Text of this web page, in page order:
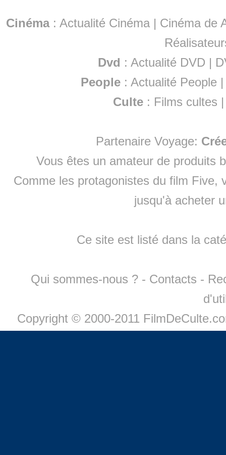
Cinéma: Actualité Cinéma | Cinéma de
Dvd : Actualité DVD |
People :Actualité People
Culte : Films cultes
Partenaire Voyage:
Vous êtes un amateur de produits
Comme les protagonistes du film Five,
jusqu'à acheter
Ce site est listé dans la
Qui sommes-nous ? - Contacts -
Copyright © 2000-2011